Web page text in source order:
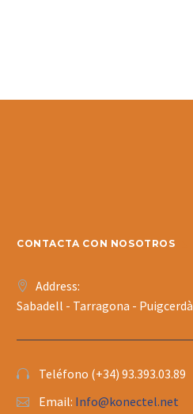
CONTACTA CON NOSOTROS
Address:
Sabadell - Tarragona - Puigcerdà
Teléfono (+34) 93.393.03.89
Email: Info@konectel.net